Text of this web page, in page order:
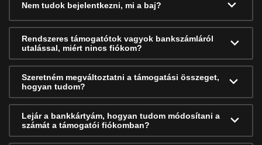
Nem tudok bejelentkezni, mi a baj?
Rendszeres támogatótok vagyok bankszámláról
utalással, miért nincs fiókom?
Szeretném megváltoztatni a támogatási összeget,
hogyan tudom?
Lejár a bankkártyám, hogyan tudom módosítani a
számát a támogatói fiókomban?